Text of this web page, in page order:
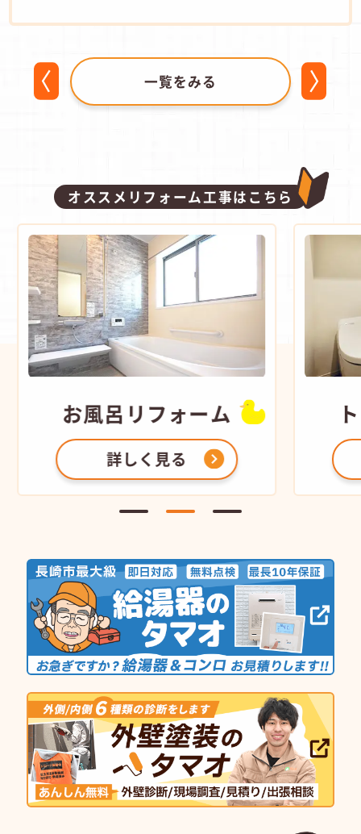
一覧をみる
オススメリフォーム工事はこちら
お風呂リフォーム
詳しく見る
トイ